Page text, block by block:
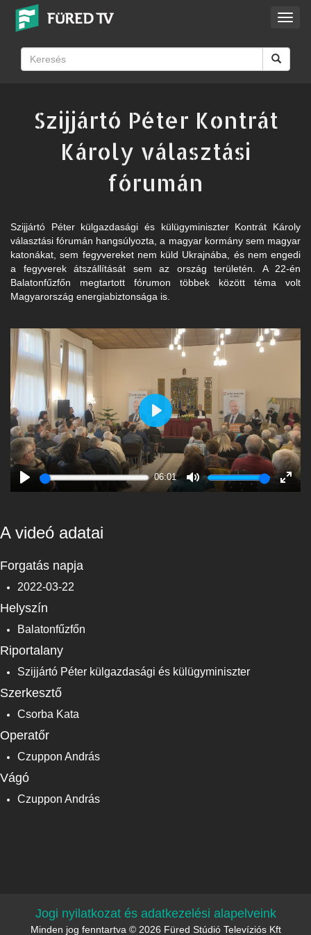
Szijjártó Péter Kontrát
Károly választási
fórumán
Szijjártó Péter külgazdasági és külügyminiszter Kontrát Károly
választási fórumán hangsúlyozta, a magyar kormány sem magyar
katonákat, sem fegyvereket nem küld Ukrajnába, és nem engedi
a fegyverek átszállítását sem az ország területén. A 22-én
Balatonfűzfőn megtartott fórumon többek között téma volt
Magyarország energiabiztonsága is.
Play
06:01
Mute
Enter
Play
A videó adatai
Forgatás napja
2022-03-22
Helyszín
Balatonfűzfőn
Riportalany
Szijjártó Péter külgazdasági és külügyminiszter
Szerkesztő
Csorba Kata
Operatőr
Czuppon András
Vágó
Czuppon András
Jogi nyilatkozat és adatkezelési alapelveink
Minden jog fenntartva © 2026 Füred Stúdió Televíziós Kft